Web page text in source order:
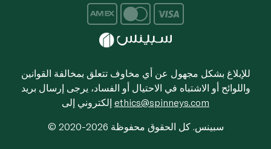
للإبلاغ بشكل مجهول عن أي مخاوف تتعلق بمخالفة القوانين
واللوائح أو الاشتباه في الاحتيال أو الفساد، يرجى إرسال بريد
ethics@spinneys.com
© 2020-2026 سبينس. كل الحقوق محفوظة